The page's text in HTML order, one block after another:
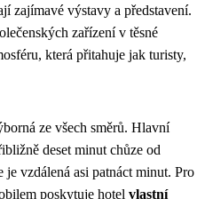
zajímavé výstavy a představení.
zařízení v těsné
která přitahuje jak turisty,
ze všech směrů. Hlavní
deset minut chůze od
vzdálená asi patnáct minut. Pro
poskytuje hotel vlastní